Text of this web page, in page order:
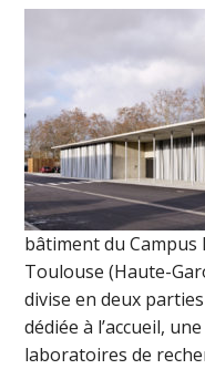
bâtiment du Campus
Toulouse (Haute-
divise en deux
dédiée à l’accueil,
laboratoires de